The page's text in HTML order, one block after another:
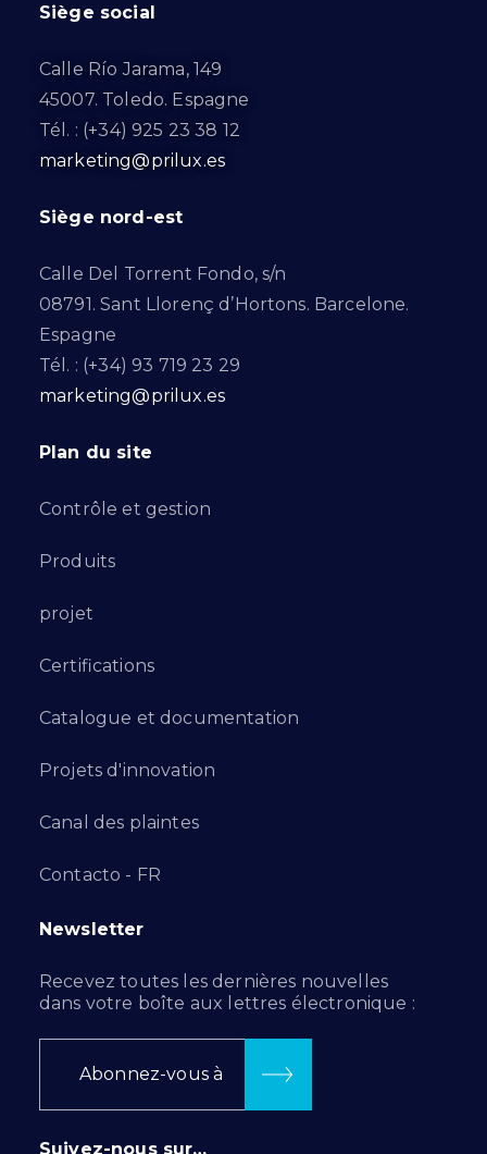
Siège social
Calle Río Jarama, 149
45007. Toledo. Espagne
Tél. : (+34) 925 23 38 12
marketing@prilux.es
Siège nord-est
Calle Del Torrent Fondo, s/n
08791. Sant Llorenç d’Hortons. Barcelone.
Espagne
Tél. : (+34) 93 719 23 29
marketing@prilux.es
Plan du site
Contrôle et gestion
Produits
projet
Certifications
Catalogue et documentation
Projets d'innovation
Canal des plaintes
Contacto - FR
Newsletter
Recevez toutes les dernières nouvelles
dans votre boîte aux lettres électronique :
Abonnez-vous à
Suivez-nous sur…